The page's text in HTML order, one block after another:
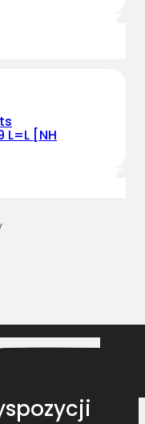
L=L [NH